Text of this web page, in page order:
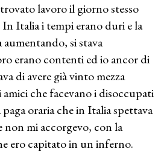
lavoro il giorno stesso
In Italia i tempi erano duri e la
si stava
erano contenti ed io ancor di
di avere già vinto mezza
amici che facevano i disoccupati
paga oraria che in Italia spettava
non mi accorgevo, con la
ero capitato in un inferno.